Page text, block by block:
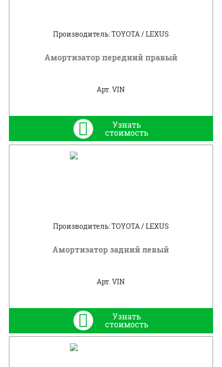
Производитель: TOYOTA / LEXUS
Амортизатор передний правый
Арт. VIN
Узнать
стоимость
Производитель: TOYOTA / LEXUS
Амортизатор задний левый
Арт. VIN
Узнать
стоимость